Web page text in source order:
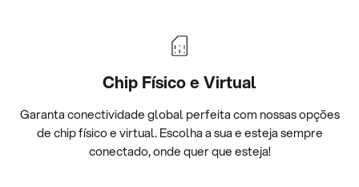
Chip Físico e Virtual
Garanta conectividade global perfeita com nossas opções
de chip físico e virtual. Escolha a sua e esteja sempre
conectado, onde quer que esteja!